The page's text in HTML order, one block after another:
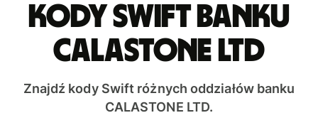
Kody Swift banku
CALASTONE LTD
Znajdź kody Swift różnych oddziałów banku
CALASTONE LTD.